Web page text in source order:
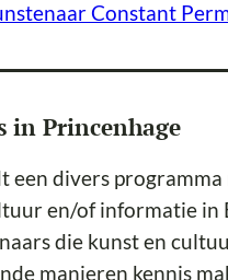
Constant
in Princenhage
een divers
en/of informatie in
die kunst en
manieren kennis